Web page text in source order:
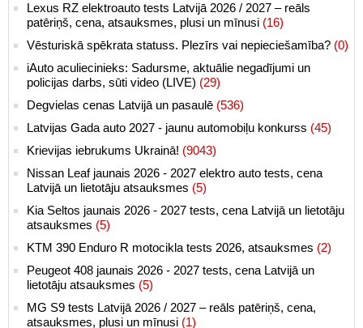
Lexus RZ elektroauto tests Latvijā 2026 / 2027 – reāls
patēriņš, cena, atsauksmes, plusi un mīnusi (16)
Vēsturiskā spēkrata statuss. Plezīrs vai nepieciešamība? (0)
iAuto aculiecinieks: Sadursme, aktuālie negadījumi un
policijas darbs, sūti video (LIVE) (29)
Degvielas cenas Latvijā un pasaulē (536)
Latvijas Gada auto 2027 - jaunu automobiļu konkurss (45)
Krievijas iebrukums Ukrainā! (9043)
Nissan Leaf jaunais 2026 - 2027 elektro auto tests, cena
Latvijā un lietotāju atsauksmes (5)
Kia Seltos jaunais 2026 - 2027 tests, cena Latvijā un lietotāju
atsauksmes (5)
KTM 390 Enduro R motocikla tests 2026, atsauksmes (2)
Peugeot 408 jaunais 2026 - 2027 tests, cena Latvijā un
lietotāju atsauksmes (5)
MG S9 tests Latvijā 2026 / 2027 – reāls patēriņš, cena,
atsauksmes, plusi un mīnusi (1)